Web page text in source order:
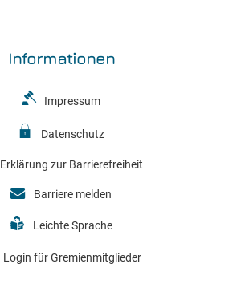
Informationen
Impressum
Datenschutz
Erklärung zur Barrierefreiheit
Barriere melden
Leichte Sprache
Login für Gremienmitglieder